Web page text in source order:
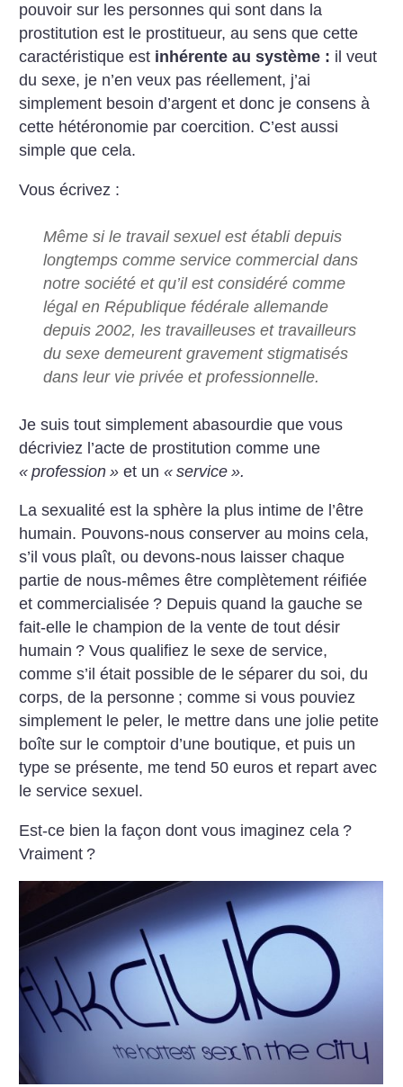
pouvoir sur les personnes qui sont dans la
prostitution est le prostitueur, au sens que cette
caractéristique est inhérente au système : il veut
du sexe, je n’en veux pas réellement, j’ai
simplement besoin d’argent et donc je consens à
cette hétéronomie par coercition. C’est aussi
simple que cela.
Vous écrivez :
Même si le travail sexuel est établi depuis
longtemps comme service commercial dans
notre société et qu’il est considéré comme
légal en République fédérale allemande
depuis 2002, les travailleuses et travailleurs
du sexe demeurent gravement stigmatisés
dans leur vie privée et professionnelle.
Je suis tout simplement abasourdie que vous
décriviez l’acte de prostitution comme une
« profession » et un« service ».
La sexualité est la sphère la plus intime de l’être
humain. Pouvons-nous conserver au moins cela,
s’il vous plaît, ou devons-nous laisser chaque
partie de nous-mêmes être complètement réifiée
et commercialisée ? Depuis quand la gauche se
fait-elle le champion de la vente de tout désir
humain ? Vous qualifiez le sexe de service,
comme s’il était possible de le séparer du soi, du
corps, de la personne ; comme si vous pouviez
simplement le peler, le mettre dans une jolie petite
boîte sur le comptoir d’une boutique, et puis un
type se présente, me tend 50 euros et repart avec
le service sexuel.
Est-ce bien la façon dont vous imaginez cela ?
Vraiment ?